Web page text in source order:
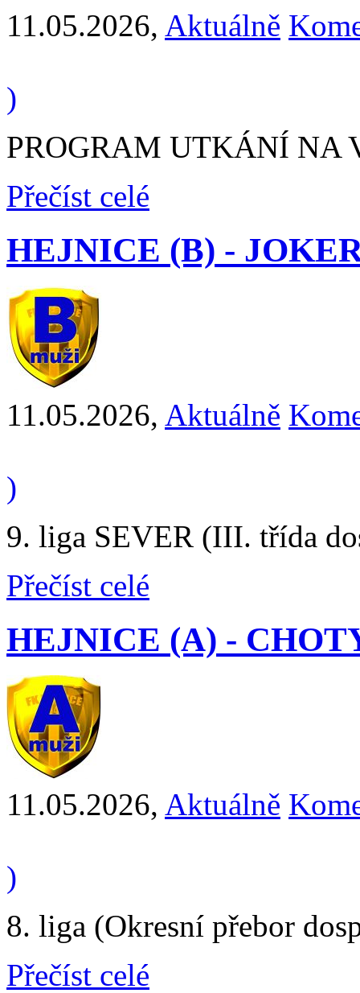
11.05.2026, Aktuálně
)
PROGRAM UTKÁNÍ NA
Přečíst celé
HEJNICE (B) -
11.05.2026, Aktuálně
)
9. liga SEVER (III. třída
Přečíst celé
HEJNICE (A) -
11.05.2026, Aktuálně
)
8. liga (Okresní přebor
Přečíst celé